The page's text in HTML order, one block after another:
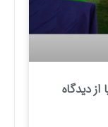
دیدگاه